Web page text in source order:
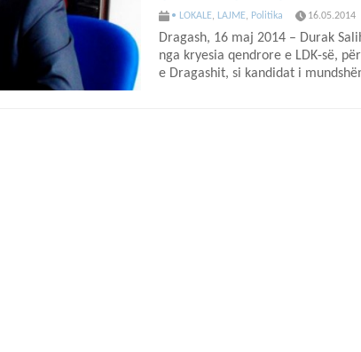
• LOKALE, LAJME, Politika 16.05.2014
Dragash, 16 maj 2014 – Durak
nga kryesia qendrore e LDK-së,
e Dragashit, si kandidat i